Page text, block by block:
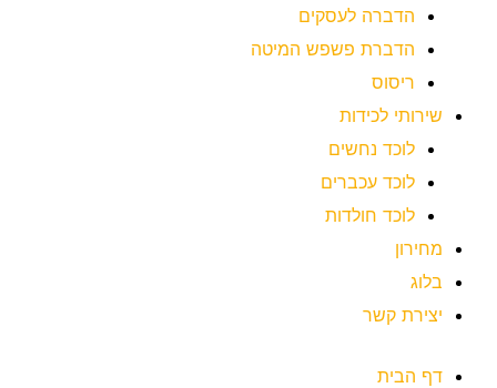
הדברה לעסקים
הדברת פשפש המיטה
ריסוס
שירותי לכידות
לוכד נחשים
לוכד עכברים
לוכד חולדות
מחירון
בלוג
יצירת קשר
דף הבית